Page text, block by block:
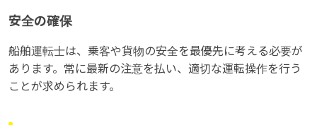
安全の確保
船舶運転士は、乗客や貨物の安全を最優先に考える必要が
あります。常に最新の注意を払い、適切な運転操作を行う
ことが求められます。